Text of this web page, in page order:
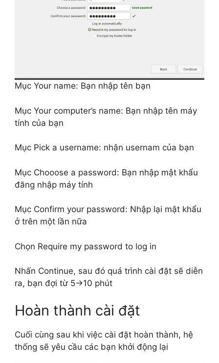
Mục Your name: Bạn nhập tên bạn
Mục Your computer’s name: Bạn nhập tên máy
tính của bạn
Mục Pick a username: nhận usernam của bạn
Mục Chooose a password: Bạn nhập mật khẩu
đăng nhập máy tính
Mục Confirm your password: Nhập lại mật khẩu
ở trên một lần nữa
Chọn Require my password to log in
Nhấn Continue, sau đó quá trình cài đặt sẽ diễn
ra, bạn đợi từ 5->10 phút
Hoàn thành cài đặt
Cuối cùng sau khi việc cài đặt hoàn thành, hệ
thống sẽ yêu cầu các bạn khởi động lại